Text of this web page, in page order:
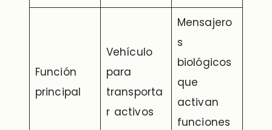
Función
principal
Vehículo
para
transporta
r activos
Mensajero
s
biológicos
que
activan
funciones